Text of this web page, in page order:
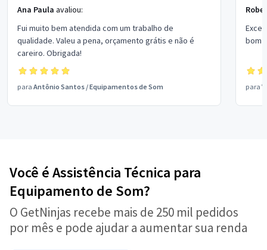
Ana Paula avaliou:
Fui muito bem atendida com um trabalho de
qualidade. Valeu a pena, orçamento grátis e não é
careiro. Obrigada!
para Antônio Santos /Equipamentos de Som
bom
para
Você é Assistência Técnica para
Equipamento de Som?
O GetNinjas recebe mais de 250 mil pedidos
por mês e pode ajudar a aumentar sua renda